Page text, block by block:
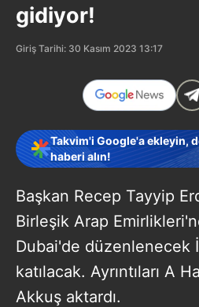
gidiyor!
Giriş Tarihi: 30 Kasım 2023 13:17
Takvim'i Google'a ekleyin,
haberi alın!
Başkan Recep Tayyip
Birleşik Arap
Dubai'de düzenlenecek
katılacak. Ayrıntıları A
Akkuş aktardı.